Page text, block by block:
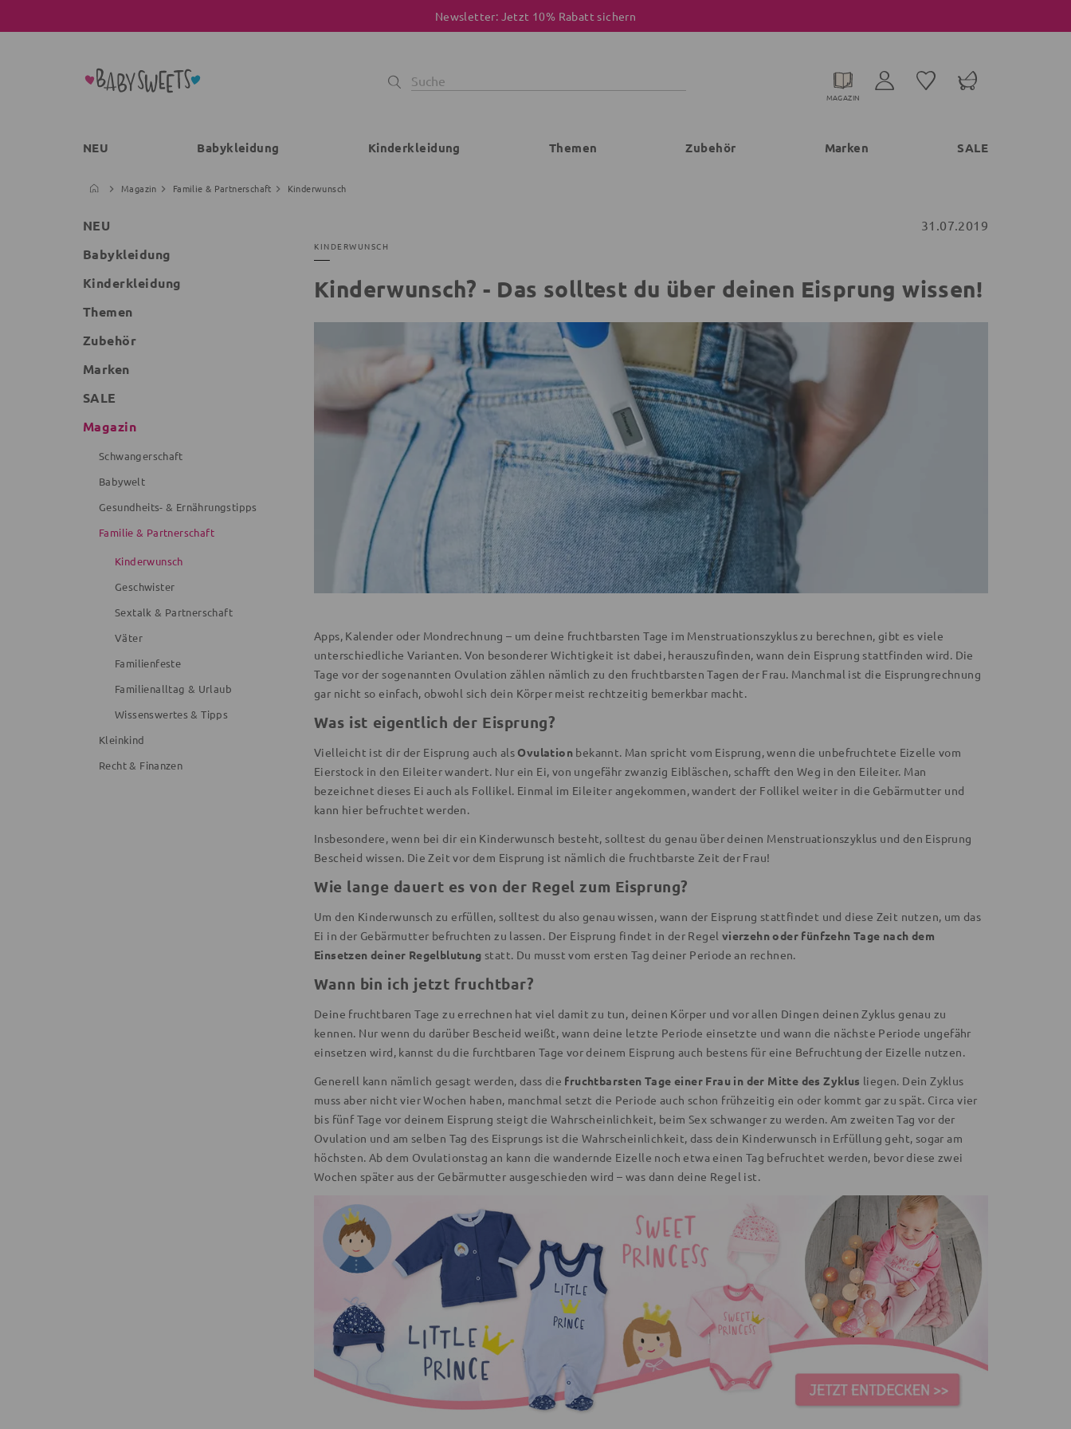
Newsletter: Jetzt 10% Rabatt sichern
MAGAZIN
NEU Babykleidung Kinderkleidung Themen Zubehör Marken SALE
Magazin Familie & Partnerschaft Kinderwunsch
NEU
Babykleidung
Kinderkleidung
Themen
Zubehör
Marken
SALE
Magazin
Schwangerschaft
Babywelt
Gesundheits- & Ernährungstipps
Familie & Partnerschaft
Kinderwunsch
Geschwister
Sextalk & Partnerschaft
Väter
Familienfeste
Familienalltag & Urlaub
Wissenswertes & Tipps
Kleinkind
Recht & Finanzen
31.07.2019
KINDERWUNSCH
Kinderwunsch? - Das solltest du über deinen Eisprung wissen!
Apps, Kalender oder Mondrechnung – um deine fruchtbarsten Tage im Menstruationszyklus zu berechnen, gibt es viele
unterschiedliche Varianten. Von besonderer Wichtigkeit ist dabei, herauszufinden, wann dein Eisprung stattfinden wird. Die
Tage vor der sogenannten Ovulation zählen nämlich zu den fruchtbarsten Tagen der Frau. Manchmal ist die Eisprungrechnung
gar nicht so einfach, obwohl sich dein Körper meist rechtzeitig bemerkbar macht.
Was ist eigentlich der Eisprung?
Vielleicht ist dir der Eisprung auch als Ovulation bekannt. Man spricht vom Eisprung, wenn die unbefruchtete Eizelle vom
Eierstock in den Eileiter wandert. Nur ein Ei, von ungefähr zwanzig Eibläschen, schafft den Weg in den Eileiter. Man
bezeichnet dieses Ei auch als Follikel. Einmal im Eileiter angekommen, wandert der Follikel weiter in die Gebärmutter und
kann hier befruchtet werden.
Insbesondere, wenn bei dir ein Kinderwunsch besteht, solltest du genau über deinen Menstruationszyklus und den Eisprung
Bescheid wissen. Die Zeit vor dem Eisprung ist nämlich die fruchtbarste Zeit der Frau!
Wie lange dauert es von der Regel zum Eisprung?
Um den Kinderwunsch zu erfüllen, solltest du also genau wissen, wann der Eisprung stattfindet und diese Zeit nutzen, um das
Ei in der Gebärmutter befruchten zu lassen. Der Eisprung findet in der Regel vierzehn oder fünfzehn Tage nach dem
Einsetzen deiner Regelblutung statt. Du musst vom ersten Tag deiner Periode an rechnen.
Wann bin ich jetzt fruchtbar?
Deine fruchtbaren Tage zu errechnen hat viel damit zu tun, deinen Körper und vor allen Dingen deinen Zyklus genau zu
kennen. Nur wenn du darüber Bescheid weißt, wann deine letzte Periode einsetzte und wann die nächste Periode ungefähr
einsetzen wird, kannst du die furchtbaren Tage vor deinem Eisprung auch bestens für eine Befruchtung der Eizelle nutzen.
Generell kann nämlich gesagt werden, dass die fruchtbarsten Tage einer Frau in der Mitte des Zyklus liegen. Dein Zyklus
muss aber nicht vier Wochen haben, manchmal setzt die Periode auch schon frühzeitig ein oder kommt gar zu spät. Circa vier
bis fünf Tage vor deinem Eisprung steigt die Wahrscheinlichkeit, beim Sex schwanger zu werden. Am zweiten Tag vor der
Ovulation und am selben Tag des Eisprungs ist die Wahrscheinlichkeit, dass dein Kinderwunsch in Erfüllung geht, sogar am
höchsten. Ab dem Ovulationstag an kann die wandernde Eizelle noch etwa einen Tag befruchtet werden, bevor diese zwei
Wochen später aus der Gebärmutter ausgeschieden wird – was dann deine Regel ist.